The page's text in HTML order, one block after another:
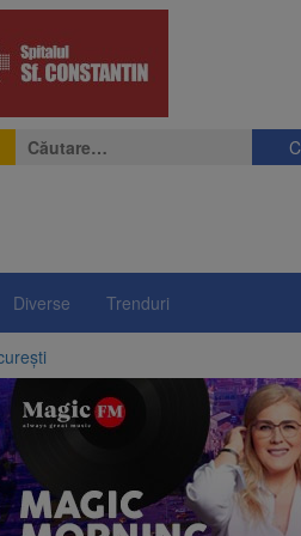
Caută
după:
Diverse Trenduri
de taxare rutieră
din lume